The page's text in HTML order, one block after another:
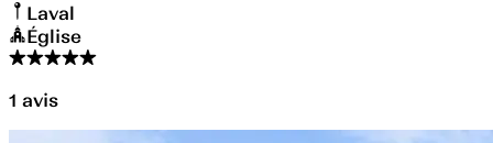
Laval
Église
1 avis